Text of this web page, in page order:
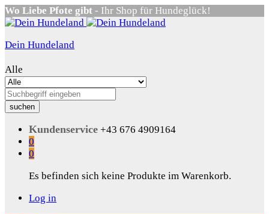
Wo Liebe Pfote gibt - Ihr Shop für Hundeglück!
Dein Hundeland
Alle
suchen
Kundenservice +43 676 4909164
0
0
Es befinden sich keine Produkte im Warenkorb.
Log in